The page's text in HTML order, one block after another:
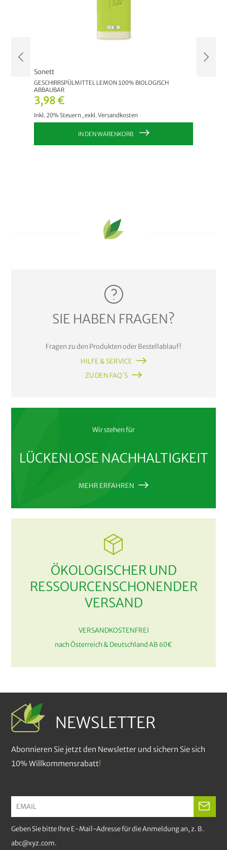
3,98 €
Inkl. 20% Steuern ,exkl.Versandkosten
Sonett
GESCHIRRSPÜLMITTEL LEMON 100% BIOLOGISCH
ABBAUBAR
IN DEN WARENKORB
SIE HABEN FRAGEN?
Fragen zu den Produkten oder Bestellablauf!
HILFE & SERVICE
ZU DEN FAQ´S
Wir stehen für
LÜCKENLOSE NACHHALTIGKEIT
MEHR ERFAHREN
ÖKOLOGISCHER UND
RESSOURCENSCHONENDER
VERSAND
VERSANDKOSTENFREI
nach Österreich & Deutschland AB 60€
NEWSLETTER
Abonnieren Sie jetzt den Newsletter und sichern Sie sich
10% Willkommensrabatt!
Geben Sie bitte Ihre E-Mail-Adresse für die Anmeldung an, z. B.
abc@xyz.com.